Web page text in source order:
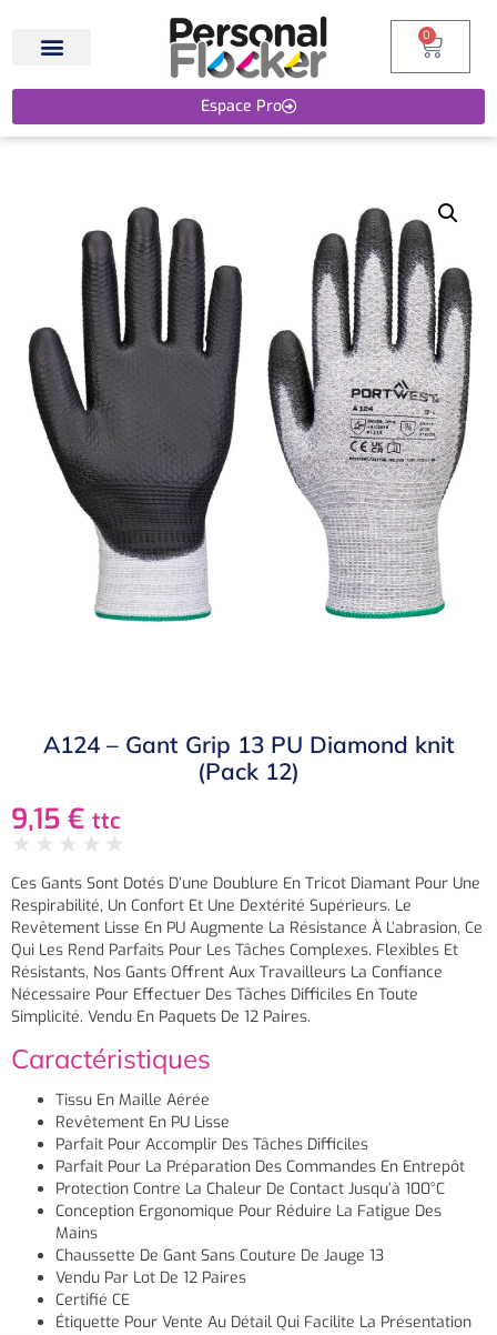
Espace Pro
0
A124 – Gant Grip 13 PU Diamond knit
(Pack 12)
9,15 € ttc
★ ★ ★ ★ ★
Ces Gants Sont Dotés D’une Doublure En Tricot Diamant Pour Une
Respirabilité, Un Confort Et Une Dextérité Supérieurs. Le
Revêtement Lisse En PU Augmente La Résistance À L’abrasion, Ce
Qui Les Rend Parfaits Pour Les Tâches Complexes. Flexibles Et
Résistants, Nos Gants Offrent Aux Travailleurs La Confiance
Nécessaire Pour Effectuer Des Tâches Difficiles En Toute
Simplicité. Vendu En Paquets De 12 Paires.
Caractéristiques
Tissu En Maille Aérée
Revêtement En PU Lisse
Parfait Pour Accomplir Des Tâches Difficiles
Parfait Pour La Préparation Des Commandes En Entrepôt
Protection Contre La Chaleur De Contact Jusqu’à 100°C
Conception Ergonomique Pour Réduire La Fatigue Des
Mains
Chaussette De Gant Sans Couture De Jauge 13
Vendu Par Lot De 12 Paires
Certifié CE
Étiquette Pour Vente Au Détail Qui Facilite La Présentation